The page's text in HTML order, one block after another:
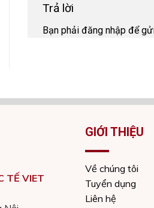
Trả lời
Bạn phải đăng nhập để
TẾ VIET
GIỚI THIỆU
Về chúng tôi
Tuyển dụng
Liên hệ